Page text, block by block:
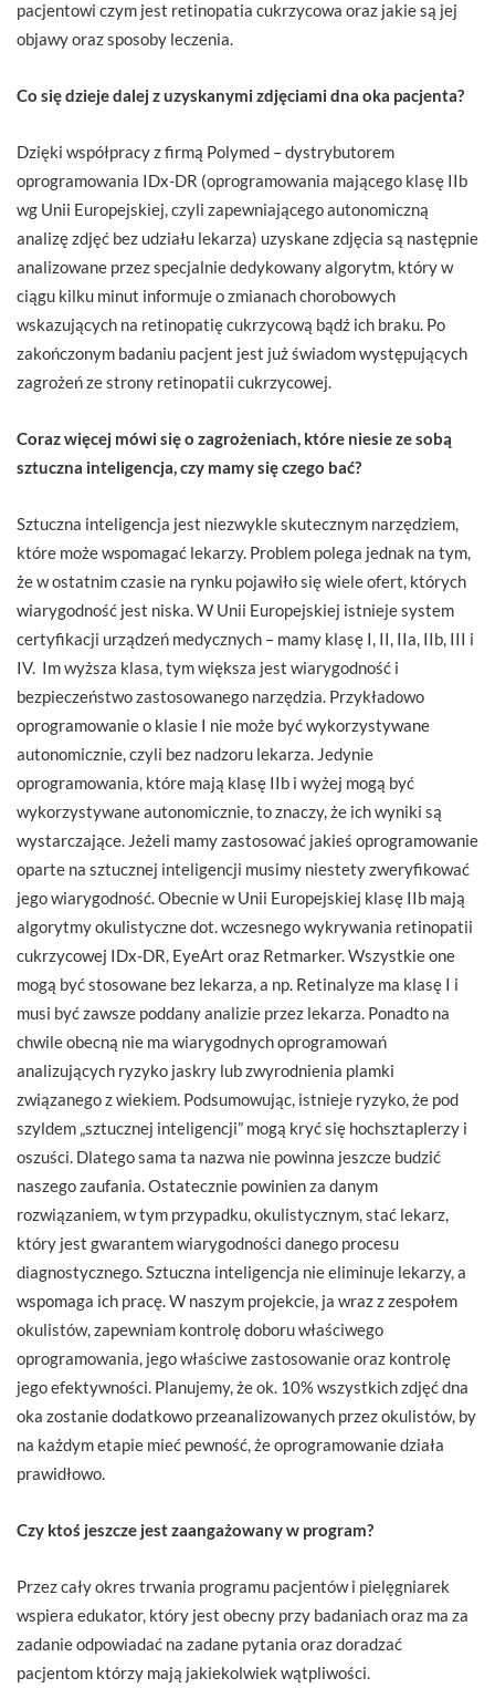
pacjentowi czym jest retinopatia cukrzycowa oraz jakie są jej
objawy oraz sposoby leczenia.
Co się dzieje dalej z uzyskanymi zdjęciami dna oka pacjenta?
Dzięki współpracy z firmą Polymed – dystrybutorem
oprogramowania IDx-DR (oprogramowania mającego klasę IIb
wg Unii Europejskiej, czyli zapewniającego autonomiczną
analizę zdjęć bez udziału lekarza) uzyskane zdjęcia są następnie
analizowane przez specjalnie dedykowany algorytm, który w
ciągu kilku minut informuje o zmianach chorobowych
wskazujących na retinopatię cukrzycową bądź ich braku. Po
zakończonym badaniu pacjent jest już świadom występujących
zagrożeń ze strony retinopatii cukrzycowej.
Coraz więcej mówi się o zagrożeniach, które niesie ze sobą
sztuczna inteligencja, czy mamy się czego bać?
Sztuczna inteligencja jest niezwykle skutecznym narzędziem,
które może wspomagać lekarzy. Problem polega jednak na tym,
że w ostatnim czasie na rynku pojawiło się wiele ofert, których
wiarygodność jest niska. W Unii Europejskiej istnieje system
certyfikacji urządzeń medycznych – mamy klasę I, II, IIa, IIb, III i
IV. Im wyższa klasa, tym większa jest wiarygodność i
bezpieczeństwo zastosowanego narzędzia. Przykładowo
oprogramowanie o klasie I nie może być wykorzystywane
autonomicznie, czyli bez nadzoru lekarza. Jedynie
oprogramowania, które mają klasę IIb i wyżej mogą być
wykorzystywane autonomicznie, to znaczy, że ich wyniki są
wystarczające. Jeżeli mamy zastosować jakieś oprogramowanie
oparte na sztucznej inteligencji musimy niestety zweryfikować
jego wiarygodność. Obecnie w Unii Europejskiej klasę IIb mają
algorytmy okulistyczne dot. wczesnego wykrywania retinopatii
cukrzycowej IDx-DR, EyeArt oraz Retmarker. Wszystkie one
mogą być stosowane bez lekarza, a np. Retinalyze ma klasę I i
musi być zawsze poddany analizie przez lekarza. Ponadto na
chwile obecną nie ma wiarygodnych oprogramowań
analizujących ryzyko jaskry lub zwyrodnienia plamki
związanego z wiekiem. Podsumowując, istnieje ryzyko, że pod
szyldem „sztucznej inteligencji” mogą kryć się hochsztaplerzy i
oszuści. Dlatego sama ta nazwa nie powinna jeszcze budzić
naszego zaufania. Ostatecznie powinien za danym
rozwiązaniem, w tym przypadku, okulistycznym, stać lekarz,
który jest gwarantem wiarygodności danego procesu
diagnostycznego. Sztuczna inteligencja nie eliminuje lekarzy, a
wspomaga ich pracę. W naszym projekcie, ja wraz z zespołem
okulistów, zapewniam kontrolę doboru właściwego
oprogramowania, jego właściwe zastosowanie oraz kontrolę
jego efektywności. Planujemy, że ok. 10% wszystkich zdjęć dna
oka zostanie dodatkowo przeanalizowanych przez okulistów, by
na każdym etapie mieć pewność, że oprogramowanie działa
prawidłowo.
Czy ktoś jeszcze jest zaangażowany w program?
Przez cały okres trwania programu pacjentów i pielęgniarek
wspiera edukator, który jest obecny przy badaniach oraz ma za
zadanie odpowiadać na zadane pytania oraz doradzać
pacjentom którzy mają jakiekolwiek wątpliwości.